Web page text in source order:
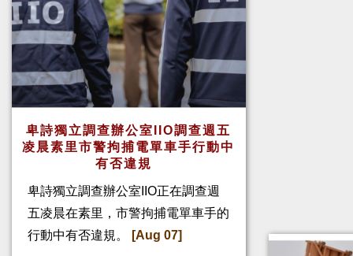
卑詩獨立調查辦公室IIO調查週五
凌晨素里市警拘捕電單車手行動中
有否違規
卑詩獨立調查辦公室IIO正在調查週
五凌晨在素里，市警拘捕電單車手的
行動中有否違規。
[Aug 07]